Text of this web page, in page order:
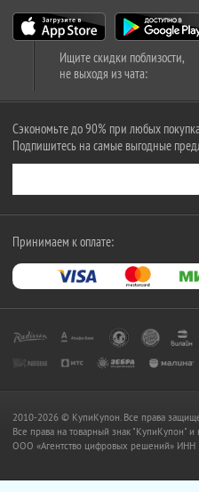
Ищите скидки поблизости,
не выходя из чата:
Сэкономьте до 90% при любых
Подпишитесь на самые выгодные
Принимаем к оплате:
2010-2026 © КупиКупон. Все права
Все права на товарный знак "КупиКупон"
OOO «Агентство цифровых решений»